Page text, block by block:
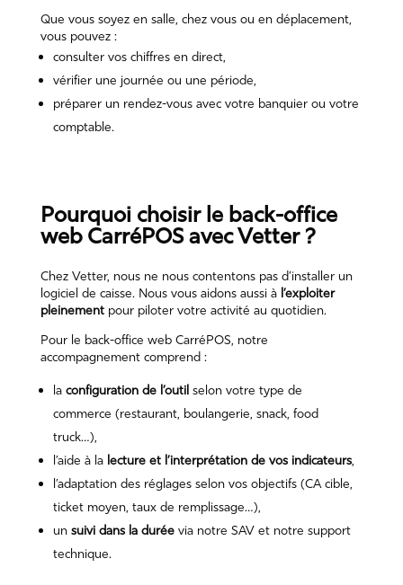
Que vous soyez en salle, chez vous ou en déplacement,
vous pouvez :
consulter vos chiffres en direct,
vérifier une journée ou une période,
préparer un rendez-vous avec votre banquier ou votre
comptable.
Pourquoi choisir le back-office
web CarréPOS avec Vetter ?
Chez Vetter, nous ne nous contentons pas d’installer un
logiciel de caisse. Nous vous aidons aussi à l’exploiter
pleinementpour piloter votre activité au quotidien.
Pour le back-office web CarréPOS, notre
accompagnement comprend :
la configuration de l’outilselon votre type de
commerce (restaurant, boulangerie, snack, food
truck…),
l’aide à la lecture et l’interprétation de vos indicateurs,
l’adaptation des réglages selon vos objectifs (CA cible,
ticket moyen, taux de remplissage…),
un suivi dans la duréevia notre SAV et notre support
technique.